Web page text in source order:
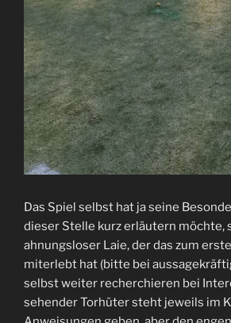
Das Spiel selbst hat ja seine
dieser Stelle kurz erläutern möchte,
ahnungsloser Laie, der das zum
miterlebt hat (bitte bei
selbst weiter recherchieren bei
sehender Torhüter steht jeweils im